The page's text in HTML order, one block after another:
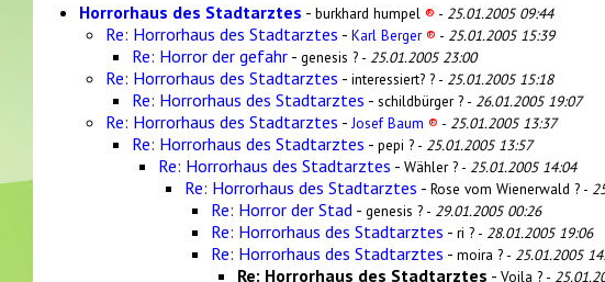
Horrorhaus des Stadtarztes - burkhard humpel ® - 25.01.2005 09:44
Re: Horrorhaus des Stadtarztes - Karl Berger® - 25.01.2005 15:39
Re: Horror der gefahr - genesis ? - 25.01.2005 23:00
Re: Horrorhaus des Stadtarztes - interessiert? ? - 25.01.2005 15:18
Re: Horrorhaus des Stadtarztes - schildbürger ? - 26.01.2005 19:07
Re: Horrorhaus des Stadtarztes - Josef Baum ® - 25.01.2005 13:37
Re: Horrorhaus des Stadtarztes - pepi ? - 25.01.2005 13:57
Re: Horrorhaus des Stadtarztes - Wähler ? - 25.01.2005 14:04
Re: Horrorhaus des Stadtarztes - Rose vom Wienerwald ? -
Re: Horror der Stad - genesis ? - 29.01.2005 00:26
Re: Horrorhaus des Stadtarztes - ri ? - 28.01.2005 19:06
Re: Horrorhaus des Stadtarztes - moira ? - 25.01.2005
Re: Horrorhaus des Stadtarztes - Voila ? -